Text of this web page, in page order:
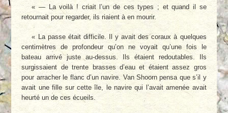
« — La voilà ! criait l’un de ces types ; et quand il se
retournait pour regarder, ils riaient à en mourir.
« La passe était difficile. Il y avait des coraux à quelques
centimètres de profondeur qu’on ne voyait qu’une fois le
bateau arrivé juste au-dessus. Ils étaient redoutables. Ils
surgissaient de trente brasses d’eau et étaient assez gros
pour arracher le flanc d’un navire. Van Shoorn pensa que s’il y
avait une fille sur cette île, le navire qui l’avait amenée avait
heurté un de ces écueils.